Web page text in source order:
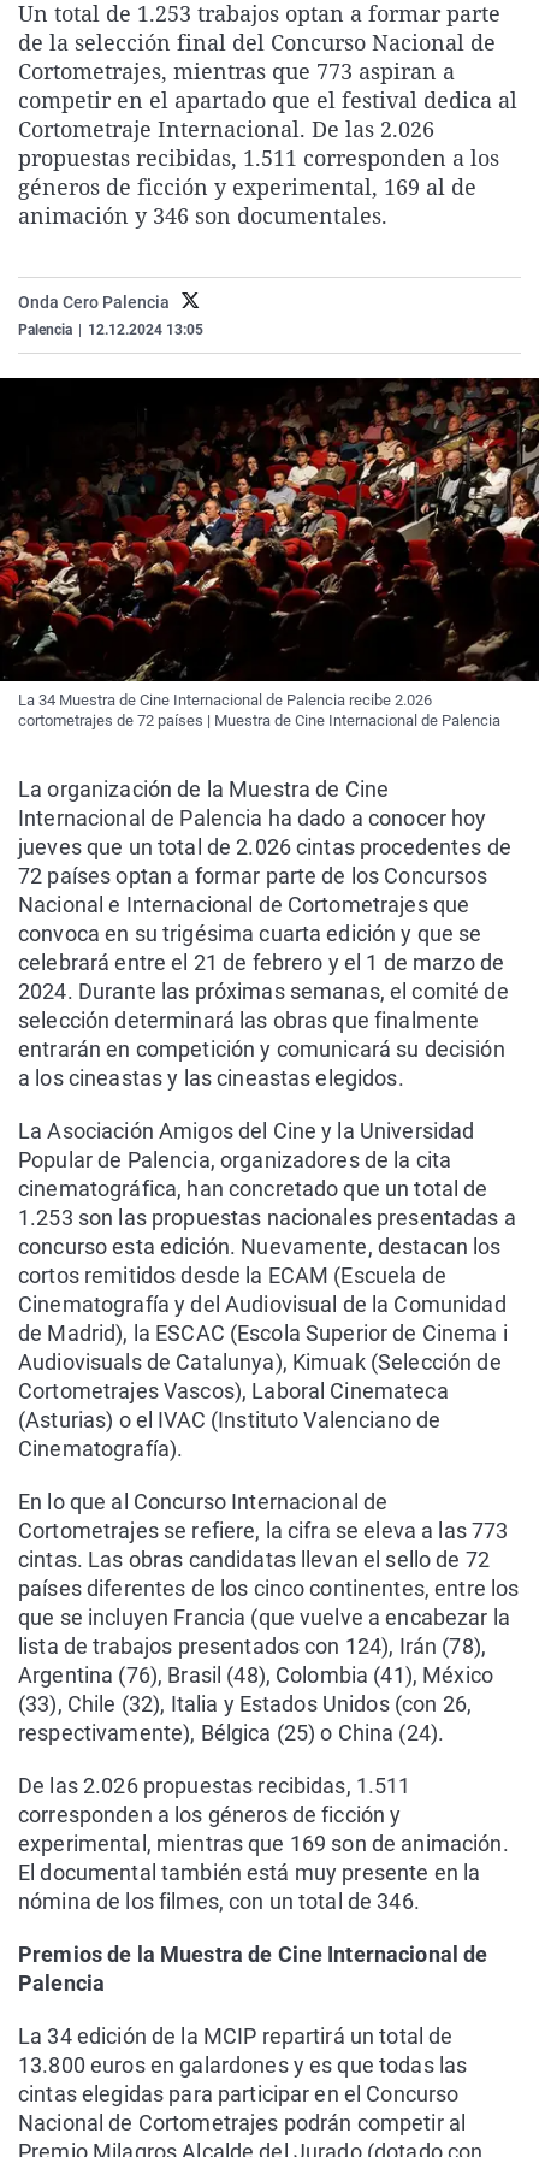
La rosa de los vientos
Gente viajera
Como el perro y el
Caso
Retornados
Equipo de
Operación Viuda
Extremadura
Galicia
La Rioja
Navarra
País Vasco
Virales
Televisión
Elecciones
Un total de 1.253 trabajos optan a formar parte
de la selección final del Concurso Nacional de
Cortometrajes, mientras que 773 aspiran a
competir en el apartado que el festival dedica al
Cortometraje Internacional. De las 2.026
propuestas recibidas, 1.511 corresponden a los
géneros de ficción y experimental, 169 al de
animación y 346 son documentales.
Onda Cero Palencia
Palencia 12.12.2024 13:05
La 34 Muestra de Cine Internacional de Palencia recibe 2.026
cortometrajes de 72 países | Muestra de Cine Internacional de Palencia
La organización de la Muestra de Cine
Internacional de Palencia ha dado a conocer hoy
jueves que un total de 2.026 cintas procedentes de
72 países optan a formar parte de los Concursos
Nacional e Internacional de Cortometrajes que
convoca en su trigésima cuarta edición y que se
celebrará entre el 21 de febrero y el 1 de marzo de
2024. Durante las próximas semanas, el comité de
selección determinará las obras que finalmente
entrarán en competición y comunicará su decisión
a los cineastas y las cineastas elegidos.
La Asociación Amigos del Cine y la Universidad
Popular de Palencia, organizadores de la cita
cinematográfica, han concretado que un total de
1.253 son las propuestas nacionales presentadas a
concurso esta edición. Nuevamente, destacan los
cortos remitidos desde la ECAM (Escuela de
Cinematografía y del Audiovisual de la Comunidad
de Madrid), la ESCAC (Escola Superior de Cinema i
Audiovisuals de Catalunya), Kimuak (Selección de
Cortometrajes Vascos), Laboral Cinemateca
(Asturias) o el IVAC (Instituto Valenciano de
Cinematografía).
En lo que al Concurso Internacional de
Cortometrajes se refiere, la cifra se eleva a las 773
cintas. Las obras candidatas llevan el sello de 72
países diferentes de los cinco continentes, entre los
que se incluyen Francia (que vuelve a encabezar la
lista de trabajos presentados con 124), Irán (78),
Argentina (76), Brasil (48), Colombia (41), México
(33), Chile (32), Italia y Estados Unidos (con 26,
respectivamente), Bélgica (25) o China (24).
De las 2.026 propuestas recibidas, 1.511
corresponden a los géneros de ficción y
experimental, mientras que 169 son de animación.
El documental también está muy presente en la
nómina de los filmes, con un total de 346.
Premios de la Muestra de Cine Internacional de
Palencia
La 34 edición de la MCIP repartirá un total de
13.800 euros en galardones y es que todas las
cintas elegidas para participar en el Concurso
Nacional de Cortometrajes podrán competir al
Premio Milagros Alcalde del Jurado (dotado con